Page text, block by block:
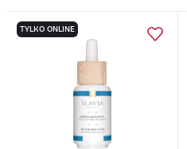
TYLKO ONLINE